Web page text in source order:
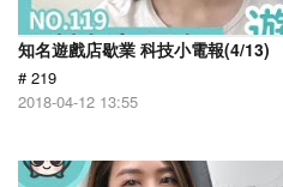
知名遊戲店歇業 科技小電報(4/13)
# 219
2018-04-12 13:55